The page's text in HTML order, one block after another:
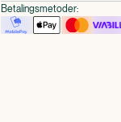
Betalingsmetoder: